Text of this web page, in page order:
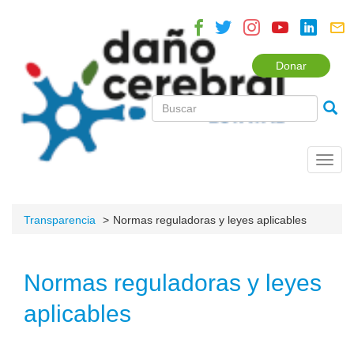
Donar
Transparencia Normas reguladoras y leyes aplicables
Normas reguladoras y leyes
aplicables